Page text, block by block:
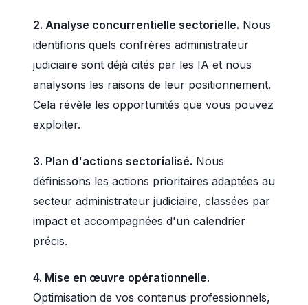
2. Analyse concurrentielle sectorielle. Nous
identifions quels confrères administrateur
judiciaire sont déjà cités par les IA et nous
analysons les raisons de leur positionnement.
Cela révèle les opportunités que vous pouvez
exploiter.
3. Plan d'actions sectorialisé. Nous
définissons les actions prioritaires adaptées au
secteur administrateur judiciaire, classées par
impact et accompagnées d'un calendrier
précis.
4. Mise en œuvre opérationnelle.
Optimisation de vos contenus professionnels,